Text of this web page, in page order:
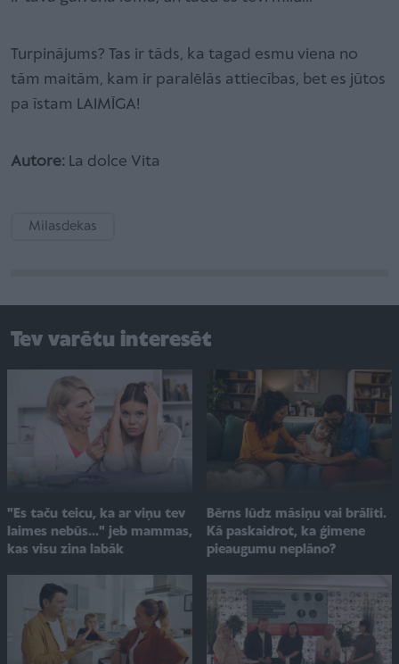
Turpinājums? Tas ir tāds, ka tagad esmu viena no
tām maitām, kam ir paralēlās attiecības, bet es jūtos
pa īstam LAIMĪGA!
Autore: La dolce Vita
Milasdekas
Tev varētu interesēt
"Es taču teicu, ka ar viņu tev
laimes nebūs..." jeb mammas,
kas visu zina labāk
Bērns lūdz māsiņu vai brālīti.
Kā paskaidrot, ka ģimene
pieaugumu neplāno?